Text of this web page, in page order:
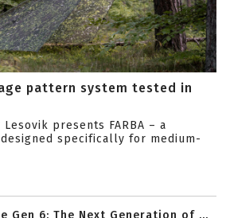
pattern system tested in
presents FARBA – a
specifically for medium-
Gen 6: The Next Generation of ...